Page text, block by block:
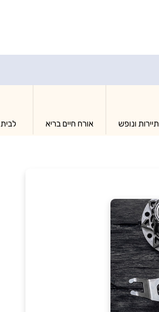
תיירות ונופש אורח חיים בריא לבית